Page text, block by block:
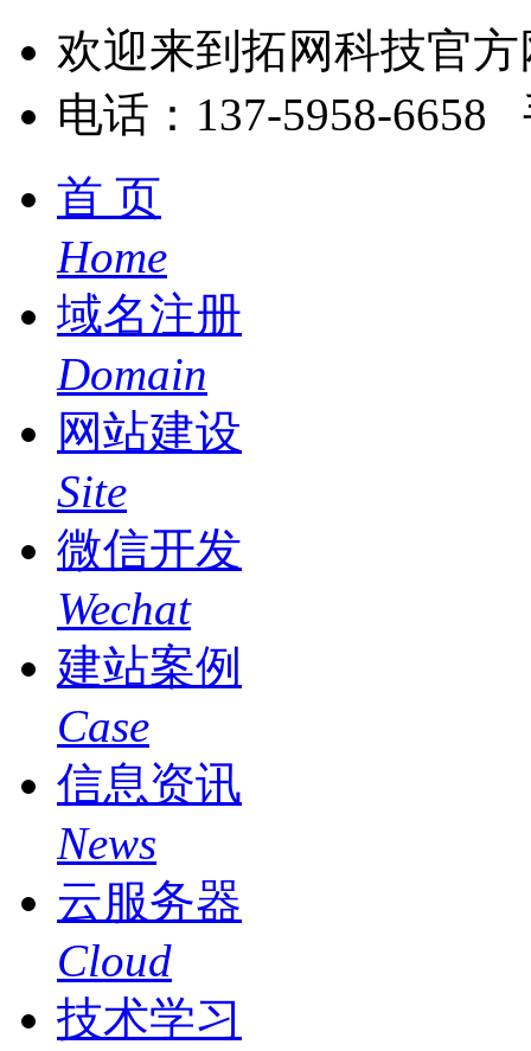
欢迎来到拓网科技官
电话：137-5958-6658
首 页
Home
域名注册
Domain
网站建设
Site
微信开发
Wechat
建站案例
Case
信息资讯
News
云服务器
Cloud
技术学习